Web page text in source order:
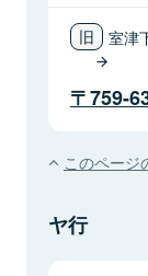
室津
759-
このページ
ヤ行